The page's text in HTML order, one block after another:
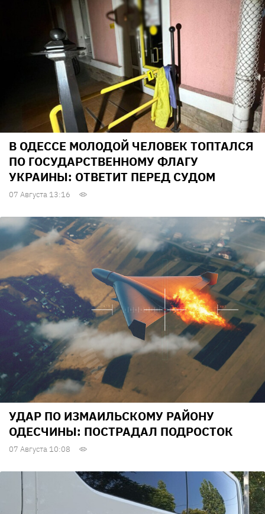
В ОДЕССЕ МОЛОДОЙ ЧЕЛОВЕК ТОПТАЛСЯ
ПО ГОСУДАРСТВЕННОМУ ФЛАГУ
УКРАИНЫ: ОТВЕТИТ ПЕРЕД СУДОМ
07 Августа 13:16
УДАР ПО ИЗМАИЛЬСКОМУ РАЙОНУ
ОДЕСЧИНЫ: ПОСТРАДАЛ ПОДРОСТОК
07 Августа 10:08